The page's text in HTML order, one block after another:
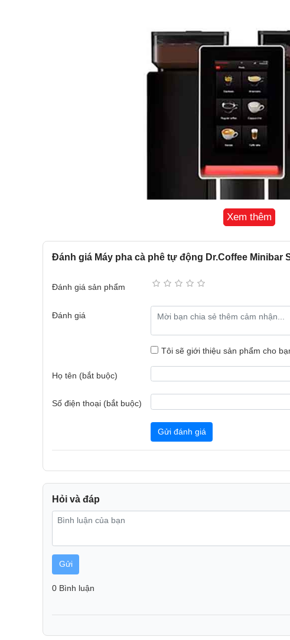
Lưỡi dao gốm cao cấp – 9 mức xay tùy chọn
Sử dụng lưỡi dao phẳng bằng gốm siêu bền, có đến 9
Giao diện hiện đại với màn hình cảm ứng độ phân giải
nghiệm trực quan, mượt mà. Chỉ với một lần chạm, bạn
Xem thêm
Đánh giá Máy pha cà phê tự động Dr.Coffee Minibar
Đánh giá sản phẩm
Đánh giá
Tôi sẽ giới thiệu sản phẩm cho
Họ tên (bắt buộc)
Số điện thoại (bắt buộc)
Gửi đánh giá
Hỏi và đáp
Gửi
0 Bình luận